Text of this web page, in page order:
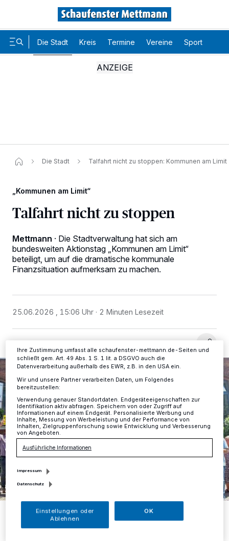
Die Stadt Kreis Termine Vereine Sport
Die Stadt Talfahrt nicht zu stoppen: Kommunen am Limit
„Kommunen am Limit“
Talfahrt nicht zu stoppen
Mettmann · Die Stadtverwaltung hat sich am
bundesweiten Aktionstag „Kommunen am Limit“
beteiligt, um auf die dramatische kommunale
Finanzsituation aufmerksam zu machen.
25.06.2026 , 15:06 Uhr 2 Minuten Lesezeit
Bürgermeister André Bär, der Verwaltungsvorstand sowie
Mitarbeiterinnen und Mitarbeiter aus vielen Abteilungen der
Verwaltung haben vor dem Rathaus auf die prekäre Haushaltslage
Wir und unsere218 -Partner speichern und greifen auf
personenbezogene Daten wie Browserdaten oder eindeutige
Kennungen auf Ihrem Gerät zu. Durch Auswahl von OK aktivieren Sie
Tracking-Technologien für die unter „Wir und unsere Partner
Anzeigen möglicherweise nicht mehr so relevant für Sie. Sie können
ändern oder Ihre Einwilligung zu widerrufen, indem Sie auf den Link
Ihre Einstellungen gelten innerhalb unseres Website. Weitere
Ihre Zustimmung umfasst alle schaufenster-mettmann.de-Seiten und
schließt gem. Art. 49 Abs. 1 S. 1 lit. a DSGVO auch die
Datenverarbeitung außerhalb des EWR, z.B. in den USA ein.
Wir und unsere Partner verarbeiten Daten, um Folgendes
bereitzustellen:
Verwendung genauer Standortdaten. Endgeräteeigenschaften zur
Identifikation aktiv abfragen. Speichern von oder Zugriff auf
Informationen auf einem Endgerät. Personalisierte Werbung und
Inhalte, Messung von Werbeleistung und der Performance von
Inhalten, Zielgruppenforschung sowie Entwicklung und Verbesserung
von Angeboten.
Ausführliche Informationen
Impressum
Datenschutz
Einstellungen oder
Ablehnen
OK